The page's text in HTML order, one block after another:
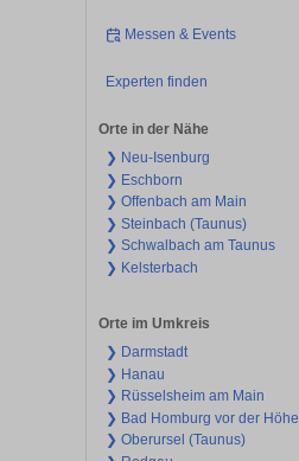
Messen & Events
Experten finden
Orte in der Nähe
❯ Neu-Isenburg
❯ Eschborn
❯ Offenbach am Main
❯ Steinbach (Taunus)
❯ Schwalbach am Taunus
❯ Kelsterbach
Orte im Umkreis
❯ Darmstadt
❯ Hanau
❯ Rüsselsheim am Main
❯ Bad Homburg vor der Höhe
❯ Oberursel (Taunus)